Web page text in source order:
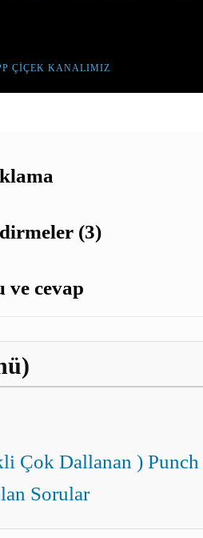
(3)
ve cevap
Çok Dallanan )
Sorular